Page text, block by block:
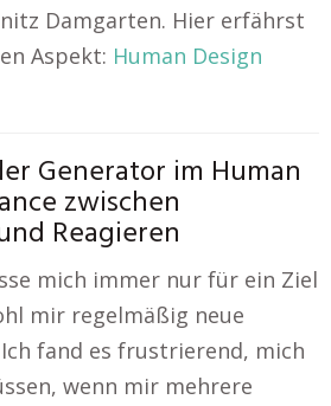
Damgarten. Hier erfährst
Aspekt: Human Design
Generator im Human
zwischen
Reagieren
mich immer nur für ein Ziel
mir regelmäßig neue
fand es frustrierend, mich
wenn mir mehrere